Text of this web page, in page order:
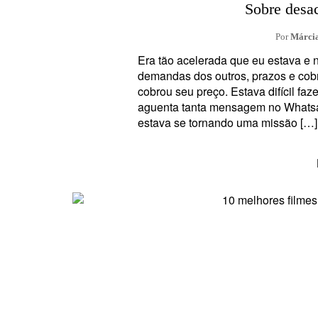
Sobre
Por
Era tão acelerada que eu estava e
demandas dos outros, prazos e
cobrou seu preço. Estava difícil
aguenta tanta mensagem no
estava se tornando uma missão […]